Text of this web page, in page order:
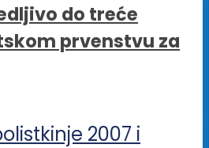
do treće
prvenstvu za